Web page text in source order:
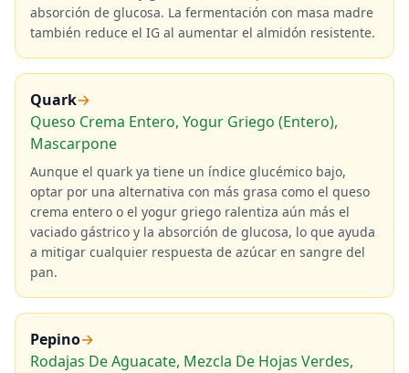
absorción de glucosa. La fermentación con masa madre
también reduce el IG al aumentar el almidón resistente.
Quark→
Queso Crema Entero, Yogur Griego (Entero),
Mascarpone
Aunque el quark ya tiene un índice glucémico bajo,
optar por una alternativa con más grasa como el queso
crema entero o el yogur griego ralentiza aún más el
vaciado gástrico y la absorción de glucosa, lo que ayuda
a mitigar cualquier respuesta de azúcar en sangre del
pan.
Pepino→
Rodajas De Aguacate, Mezcla De Hojas Verdes,